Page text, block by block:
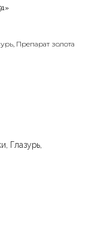
Препарат золота
Глазурь,